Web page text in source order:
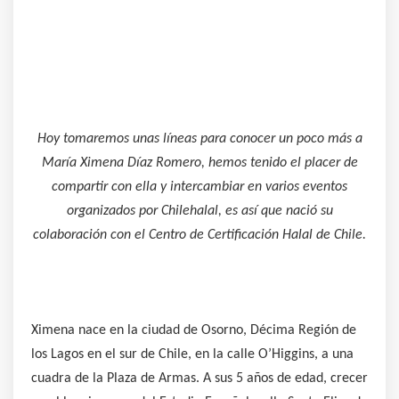
Hoy tomaremos unas líneas para conocer un poco más a
María Ximena Díaz Romero, hemos tenido el placer de
compartir con ella y intercambiar en varios eventos
organizados por Chilehalal, es así que nació su
colaboración con el Centro de Certificación Halal de Chile.
Ximena nace en la ciudad de Osorno, Décima Región de
los Lagos en el sur de Chile, en la calle O’Higgins, a una
cuadra de la Plaza de Armas. A sus 5 años de edad, crecer